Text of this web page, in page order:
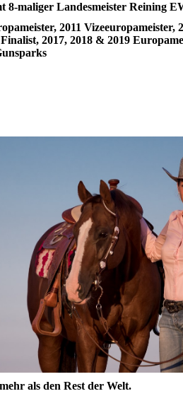
8-maliger Landesmeister Reining
2011 Vizeeuropameister,
2017, 2018 & 2019
als den Rest der Welt.